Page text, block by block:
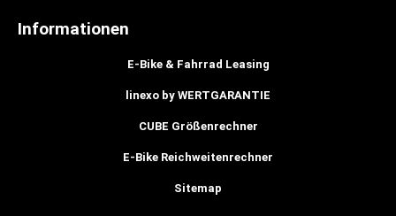
Informationen
E-Bike & Fahrrad Leasing
linexo by WERTGARANTIE
CUBE Größenrechner
E-Bike Reichweitenrechner
Sitemap